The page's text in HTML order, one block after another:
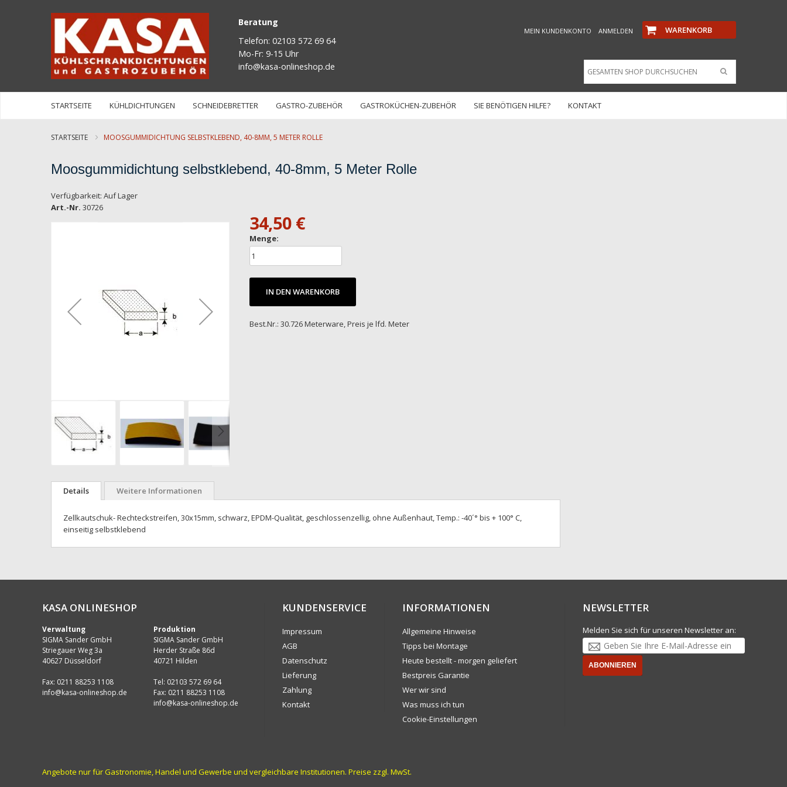
Beratung
Telefon: 02103 572 69 64
Mo-Fr: 9-15 Uhr
info@kasa-onlineshop.de
WARENKORB
MEIN KUNDENKONTO ANMELDEN
STARTSEITE KÜHLDICHTUNGEN SCHNEIDEBRETTER GASTRO-ZUBEHÖR GASTROKÜCHEN-ZUBEHÖR SIE BENÖTIGEN HILFE? KONTAKT
STARTSEITE MOOSGUMMIDICHTUNG SELBSTKLEBEND, 40-8MM, 5 METER ROLLE
Moosgummidichtung selbstklebend, 40-8mm, 5 Meter Rolle
Verfügbarkeit: Auf Lager
Art.-Nr. 30726
34,50 €
Menge:
IN DEN WARENKORB
Best.Nr.: 30.726 Meterware, Preis je lfd. Meter
Anfang
springen
Details
Zellkautschuk- Rechteckstreifen, 30x15mm, schwarz, EPDM-Qualität, geschlossenzellig, ohne Außenhaut, Temp.: -40´° bis + 100° C,
einseitig selbstklebend
Weitere Informationen
KASA ONLINESHOP
Verwaltung
SIGMA Sander GmbH
Striegauer Weg 3a
40627 Düsseldorf
Fax: 0211 88253 1108
info@kasa-onlineshop.de
Produktion
SIGMA Sander GmbH
Herder Straße 86d
40721 Hilden
Tel: 02103 572 69 64
Fax: 0211 88253 1108
info@kasa-onlineshop.de
KUNDENSERVICE
Impressum
AGB
Datenschutz
Lieferung
Zahlung
Kontakt
INFORMATIONEN
Allgemeine Hinweise
Tipps bei Montage
Heute bestellt - morgen geliefert
Bestpreis Garantie
Wer wir sind
Was muss ich tun
Cookie-Einstellungen
NEWSLETTER
Melden Sie sich für unseren Newsletter an:
ABONNIEREN
Angebote nur für Gastronomie, Handel und Gewerbe und vergleichbare Institutionen. Preise zzgl. MwSt.